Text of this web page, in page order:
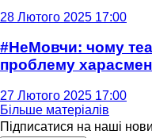
28 Лютого 2025 17:00
#НеМовчи: чому
проблему
27 Лютого 2025 17:00
Більше матеріалів
Підписатися на наші